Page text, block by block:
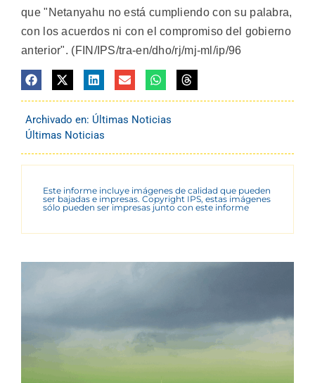
que "Netanyahu no está cumpliendo con su palabra,
con los acuerdos ni con el compromiso del gobierno
anterior". (FIN/IPS/tra-en/dho/rj/mj-ml/ip/96
Archivado en: Últimas Noticias
Últimas Noticias
Este informe incluye imágenes de calidad que pueden
ser bajadas e impresas. Copyright IPS, estas imágenes
sólo pueden ser impresas junto con este informe